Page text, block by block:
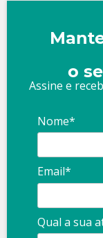
o
Assine e
Nome*
Email*
Qual a sua